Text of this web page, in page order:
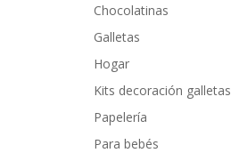
Chocolatinas
Galletas
Hogar
Kits decoración galletas
Papelería
Para bebés